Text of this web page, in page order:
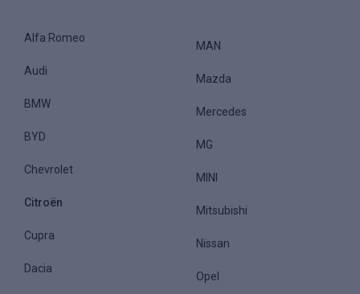
Alfa Romeo
Audi
BMW
BYD
Chevrolet
Citroën
Cupra
Dacia
MAN
Mazda
Mercedes
MG
MINI
Mitsubishi
Nissan
Opel